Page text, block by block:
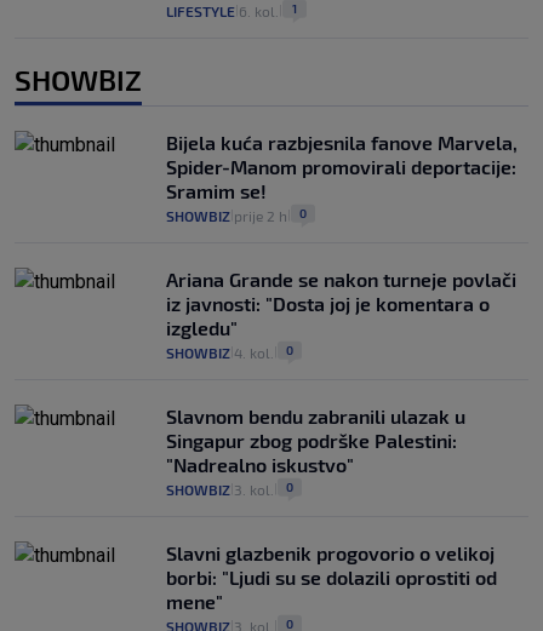
LIFESTYLE 6. kol. 1
SHOWBIZ
Bijela kuća razbjesnila fanove Marvela,
Spider-Manom promovirali deportacije:
Sramim se!
SHOWBIZ prije 2 h 0
Ariana Grande se nakon turneje povlači
iz javnosti: "Dosta joj je komentara o
izgledu"
SHOWBIZ 4. kol. 0
Slavnom bendu zabranili ulazak u
Singapur zbog podrške Palestini:
"Nadrealno iskustvo"
SHOWBIZ 3. kol. 0
Slavni glazbenik progovorio o velikoj
borbi: "Ljudi su se dolazili oprostiti od
mene"
SHOWBIZ 3. kol. 0